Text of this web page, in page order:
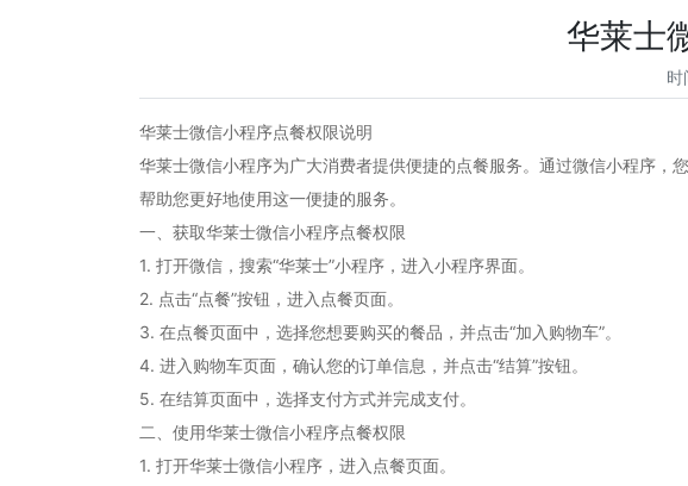
华莱士
华莱士微信小程序点餐权限说明
华莱士微信小程序为广大消费者提供便捷的点餐服务。通过微信小程序，
帮助您更好地使用这一便捷的服务。
一、获取华莱士微信小程序点餐权限
1. 打开微信，搜索“华莱士”小程序，进入小程序界面。
2. 点击“点餐”按钮，进入点餐页面。
3. 在点餐页面中，选择您想要购买的餐品，并点击“加入购物车”。
4. 进入购物车页面，确认您的订单信息，并点击“结算”按钮。
5. 在结算页面中，选择支付方式并完成支付。
二、使用华莱士微信小程序点餐权限
1. 打开华莱士微信小程序，进入点餐页面。